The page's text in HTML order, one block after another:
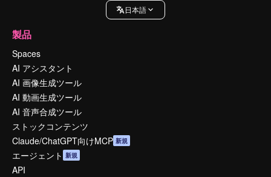
日本語
製品
Spaces
AI アシスタント
AI 画像生成ツール
AI 動画生成ツール
AI 音声合成ツール
ストックコンテンツ
Claude/ChatGPT向けMCP 新規
エージェント 新規
API